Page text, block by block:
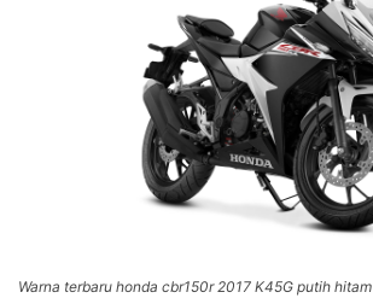
Warna terbaru honda cbr150r 2017 K45G putih hitam